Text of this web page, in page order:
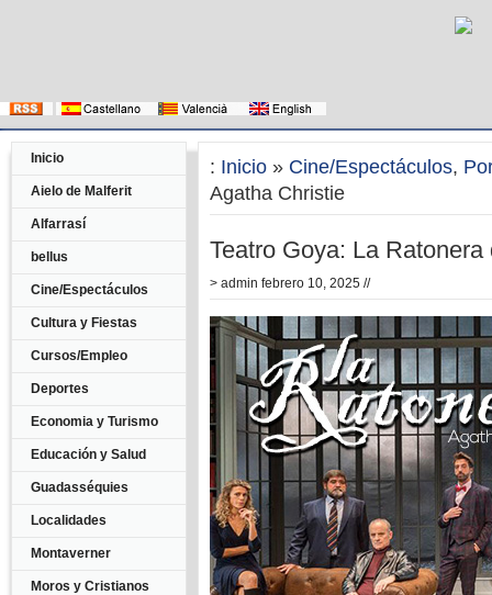
Inicio
Aielo de Malferit
Alfarrasí
bellus
Cine/Espectáculos
Cultura y Fiestas
Cursos/Empleo
Deportes
Economia y Turismo
Educación y Salud
Guadasséquies
Localidades
Montaverner
Moros y Cristianos
: Inicio » Cine/Espectáculos,
Agatha Christie
Teatro Goya: La
> admin febrero 10, 2025 //